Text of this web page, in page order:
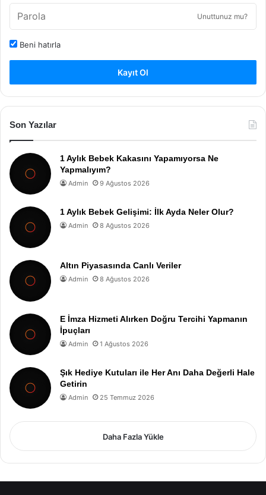
Unuttunuz mu?
Beni hatırla
Kayıt Ol
Son Yazılar
1 Aylık Bebek Kakasını Yapamıyorsa Ne
Yapmalıyım?
Admin 9 Ağustos 2026
1 Aylık Bebek Gelişimi: İlk Ayda Neler Olur?
Admin 8 Ağustos 2026
Altın Piyasasında Canlı Veriler
Admin 8 Ağustos 2026
E İmza Hizmeti Alırken Doğru Tercihi Yapmanın
İpuçları
Admin 1 Ağustos 2026
Şık Hediye Kutuları ile Her Anı Daha Değerli Hale
Getirin
Admin 25 Temmuz 2026
Daha Fazla Yükle